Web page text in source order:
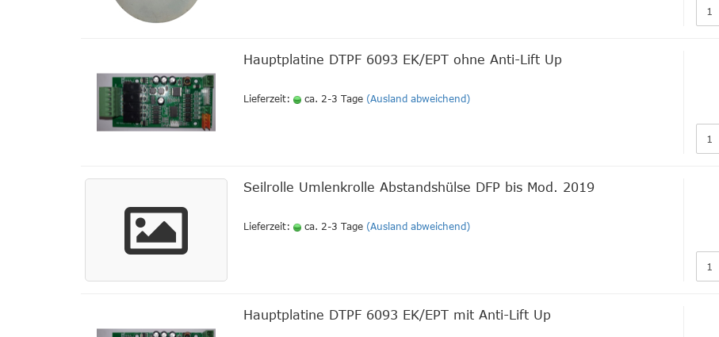
Hauptplatine DTPF 6093 EK/EPT ohne Anti-Lift Up
Lieferzeit: ca. 2-3 Tage (Ausland abweichend)
Seilrolle Umlenkrolle Abstandshülse DFP bis Mod. 2019
Lieferzeit: ca. 2-3 Tage (Ausland abweichend)
Hauptplatine DTPF 6093 EK/EPT mit Anti-Lift Up